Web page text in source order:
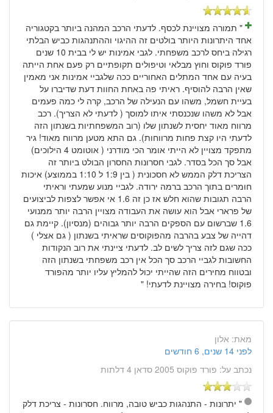
" תמורה מצויינת לכסף. לדעתי הרכב המהנה ביותר בקטגוריה
אחד היתרונות היותר בולטים זה ההיגוי וההתנהגות כביש הבלתי
רגילה ביחס לרכב משפחתי. לגבי אמינות יש לי בבית 10 שנים
פורד פוקוס וחוץ מבלאי וטיפולים תקופתיים רק פעם אחת הייתה
בעיה עם אחד המתלים האחוריים ככה שלגביי אמינות אני מאמין
שאין הרבה להוסיף. ראיתי פה באחת החוות דעת שדיברו על
בעיית חשמל, משהו עם הנעילה של הרכב, קרה לי כמה פעמים
אבל לא משהו שנכנסתי איתו למוסך ( לדעתי לא הצריך). רכב
מרווח מאוד יחסית לשנתון שלו (רוב המשפחתיות בשנתון הזה
לדעתי היו קצת פחות מרווחות). גם התא מטען מרווח מאוד! גיר
מתפקד מצויין לא הייתי אומר הכי מודרני ( אוטומט 4 הילוכים)
אבל סך הכל בסדר. לגבי חסרונות החסרון הבולט ביותר זה
הצריכת דלק הממש לא חסכונית ( בין 1:9 ל 1:10 בממוצע) איכות
חומרים בתוך הרכב ברמה ירודה. לגביי מנוע שמעתי וראיתי
הרבה תגובות שהוא חלש אז כן זה 1.6 אי אפשר לצפות לביצועים
של פרארי אבל הוא עושה את העבודה מצויין הרבה יותר ממנועי
1.6 שברשום עם הספקים הרבה יותר גבוהים (מנסיון). קיימת גם
דהייה של צבע בהרבה מהפוקוסים שראיתי בשנתון ( גם אצלי )
ככה שגם לזה צריך לשים לב. לדעתי ציינתי את רוב הנקודות
החשובות לגביי הרכב סך הכל אין רכב משפחתי בשנתון הזה
ובטווח מחירים הזה שהייתי יכול להמליץ עליו יותר מהפורד
פוקוס! בחירה מצויינת לדעתי! "
מאת: אלון
לפני 14 שנים, 6 חודשים
נכתב על: פורד פוקוס 2005 סדאן 4 דלתות
" יתרונות - התנהגות כביש טובה, מרווח. חסרונות - צריכת דלק